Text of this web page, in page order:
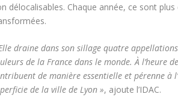
délocalisables. Chaque année, ce sont
draine dans son sillage quatre
de la France dans le monde. À l’heure
de manière essentielle et pérenne à
de la ville de Lyon », ajoute l’IDAC.